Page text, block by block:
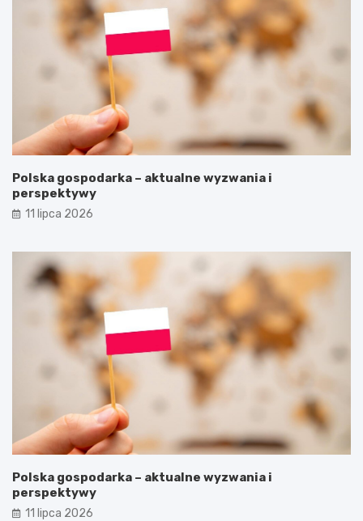
Polska gospodarka – aktualne wyzwania i
perspektywy
11 lipca 2026
Polska gospodarka – aktualne wyzwania i
perspektywy
11 lipca 2026